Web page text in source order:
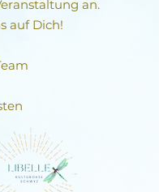
an.
auf Dich!